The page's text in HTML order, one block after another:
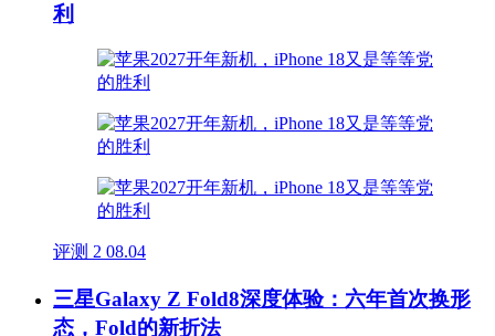
利
评测 2 08.04
三星Galaxy Z Fold8深度体验：六年首次换形
态，Fold的新折法